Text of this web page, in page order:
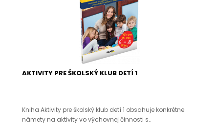
AKTIVITY PRE ŠKOLSKÝ KLUB DETÍ 1
Kniha Aktivity pre školský klub detí 1 obsahuje konkrétne
námety na aktivity vo výchovnej činnosti s..